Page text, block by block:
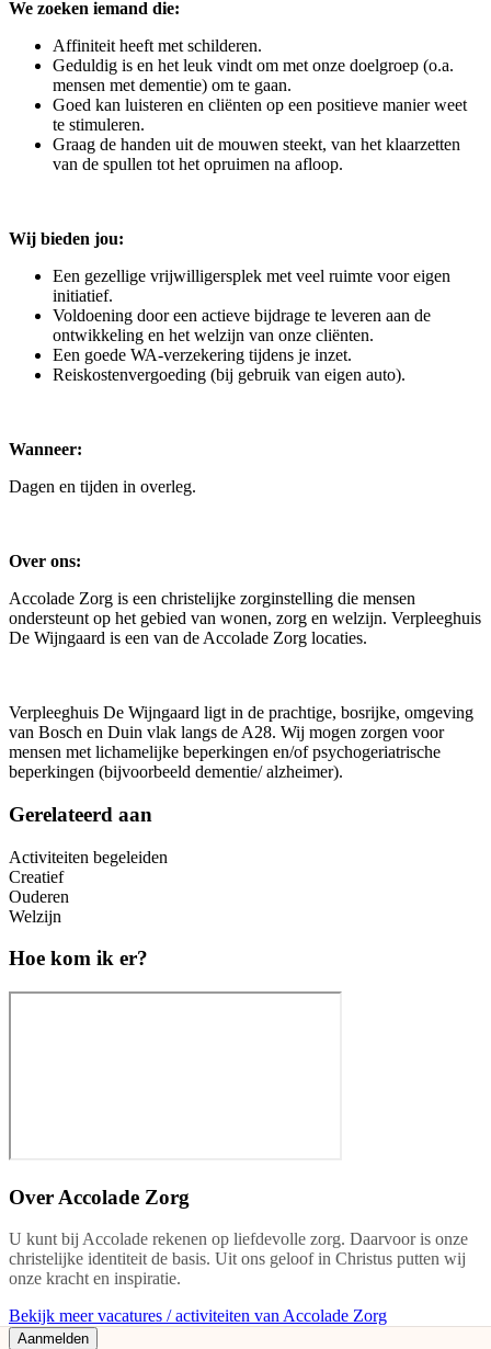
We zoeken iemand die:
Affiniteit heeft met schilderen.
Geduldig is en het leuk vindt om met onze doelgroep (o.a.
mensen met dementie) om te gaan.
Goed kan luisteren en cliënten op een positieve manier weet
te stimuleren.
Graag de handen uit de mouwen steekt, van het klaarzetten
van de spullen tot het opruimen na afloop.
Wij bieden jou:
Een gezellige vrijwilligersplek met veel ruimte voor eigen
initiatief.
Voldoening door een actieve bijdrage te leveren aan de
ontwikkeling en het welzijn van onze cliënten.
Een goede WA-verzekering tijdens je inzet.
Reiskostenvergoeding (bij gebruik van eigen auto).
Wanneer:
Dagen en tijden in overleg.
Over ons:
Accolade Zorg is een christelijke zorginstelling die mensen
ondersteunt op het gebied van wonen, zorg en welzijn. Verpleeghuis
De Wijngaard is een van de Accolade Zorg locaties.
Verpleeghuis De Wijngaard ligt in de prachtige, bosrijke, omgeving
van Bosch en Duin vlak langs de A28. Wij mogen zorgen voor
mensen met lichamelijke beperkingen en/of psychogeriatrische
beperkingen (bijvoorbeeld dementie/ alzheimer).
Gerelateerd aan
Activiteiten begeleiden
Creatief
Ouderen
Welzijn
Hoe kom ik er?
Over Accolade Zorg
U kunt bij Accolade rekenen op liefdevolle zorg. Daarvoor is onze
christelijke identiteit de basis. Uit ons geloof in Christus putten wij
onze kracht en inspiratie.
Bekijk meer vacatures / activiteiten van Accolade Zorg
Aanmelden